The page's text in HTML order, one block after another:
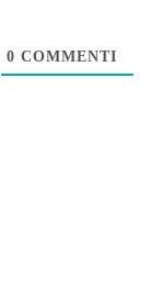
0 COMMENTI